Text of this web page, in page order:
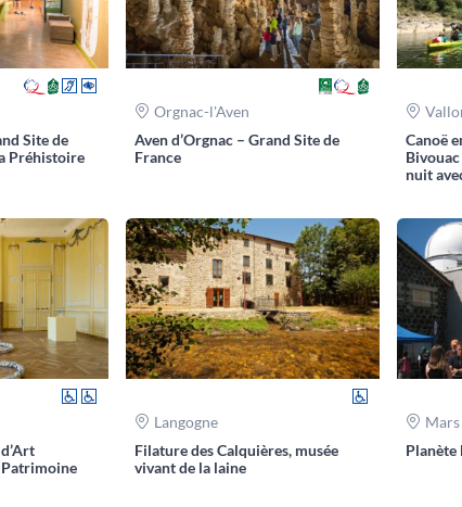
Site de
Préhistoire
Orgnac-l'Aven
Aven d’Orgnac – Grand Site de
France
Canoë
nuit
Langogne
Filature des Calquières, musée
vivant de la laine
Mars
Planète